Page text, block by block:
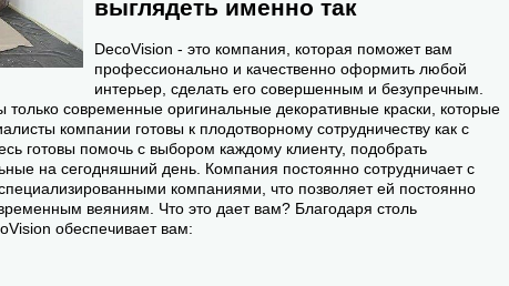
выглядеть именно так
DecoVision - это компания, которая поможет вам
профессионально и качественно оформить любой
интерьер, сделать его совершенным и безупречным.
только современные оригинальные декоративные краски, которые
компании готовы к плодотворному сотрудничеству как с
готовы помочь с выбором каждому клиенту, подобрать
на сегодняшний день. Компания постоянно сотрудничает с
компаниями, что позволяет ей постоянно
веяниям. Что это дает вам? Благодаря столь
обеспечивает вам: